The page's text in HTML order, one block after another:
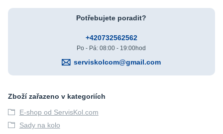
Potřebujete poradit?
+420732562562
Po - Pá: 08:00 - 19:00hod
serviskolcom@gmail.com
Zboží zařazeno v kategoriích
E-shop od ServisKol.com
Sady na kolo